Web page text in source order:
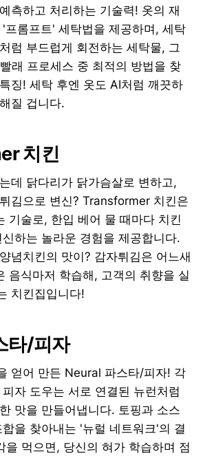
측하고 처리하는 기술력! 옷의 재
프롬프트' 세탁법을 제공하며, 세탁
럼 부드럽게 회전하는 세탁물, 그
래 프로세스 중 최적의 방법을 찾
징! 세탁 후엔 옷도 AI처럼 깨끗하
질 겁니다.
치킨
데 닭다리가 닭가슴살로 변하고,
김으로 변신? Transformer 치킨은
기술로, 한입 베어 물 때마다 치킨
하는 놀라운 경험을 제공합니다.
념치킨의 맛이? 감자튀김은 어느새
음식마저 학습해, 고객의 취향을 실
치킨집입니다!
타/피자
얻어 만든 Neural 파스타/피자! 각
자 도우는 서로 연결된 뉴런처럼
맛을 만들어냅니다. 토핑과 소스
을 찾아내는 '뉴럴 네트워크'의 결
을 먹으면, 당신의 혀가 학습하며 점